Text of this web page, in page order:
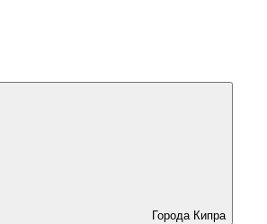
Города Кипра